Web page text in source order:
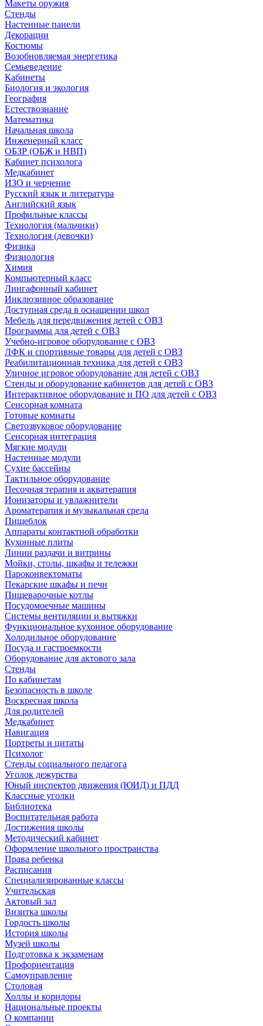
Макеты оружия
Стенды
Настенные панели
Декорации
Костюмы
Возобновляемая энергетика
Семьеведение
Кабинеты
Биология и экология
География
Естествознание
Математика
Начальная школа
Инженерный класс
ОБЗР (ОБЖ и НВП)
Кабинет психолога
Медкабинет
ИЗО и черчение
Русский язык и литература
Английский язык
Профильные классы
Технология (мальчики)
Технология (девочки)
Физика
Физиология
Химия
Компьютерный класс
Лингафонный кабинет
Инклюзивное образование
Доступная среда в оснащении школ
Мебель для передвижения детей с ОВЗ
Программы для детей с ОВЗ
Учебно-игровое оборудование с ОВЗ
ЛФК и спортивные товары для детей с ОВЗ
Реабилитационная техника для детей с ОВЗ
Уличное игровое оборудование для детей с ОВЗ
Стенды и оборудование кабинетов для детей с ОВЗ
Интерактивное оборудование и ПО для детей с ОВЗ
Сенсорная комната
Готовые комнаты
Светозвуковое оборудование
Сенсорная интеграция
Мягкие модули
Настенные модули
Сухие бассейны
Тактильное оборудование
Песочная терапия и акватерапия
Ионизаторы и увлажнители
Ароматерапия и музыкальная среда
Пищеблок
Аппараты контактной обработки
Кухонные плиты
Линии раздачи и витрины
Мойки, столы, шкафы и тележки
Пароконвектоматы
Пекарские шкафы и печи
Пищеварочные котлы
Посудомоечные машины
Системы вентиляции и вытяжки
Функциональное кухонное оборудование
Холодильное оборудование
Посуда и гастроемкости
Оборудование для актового зала
Стенды
По кабинетам
Безопасность в школе
Воскресная школа
Для родителей
Медкабинет
Навигация
Портреты и цитаты
Психолог
Стенды социального педагога
Уголок дежурства
Юный инспектор движения (ЮИД) и ПДД
Классные уголки
Библиотека
Воспитательная работа
Достижения школы
Методический кабинет
Оформление школьного пространства
Права ребенка
Расписания
Специализированные классы
Учительская
Актовый зал
Визитка школы
Гордость школы
История школы
Музей школы
Подготовка к экзаменам
Профориентация
Самоуправление
Столовая
Холлы и коридоры
Национальные проекты
О компании